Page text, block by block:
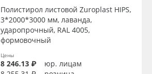
Полистирол листовой Zuroplast HIPS,
3*2000*3000 мм, лаванда,
ударопрочный, RAL 4005,
формовочный
Цены
8 246.13 ₽
юр. лицам